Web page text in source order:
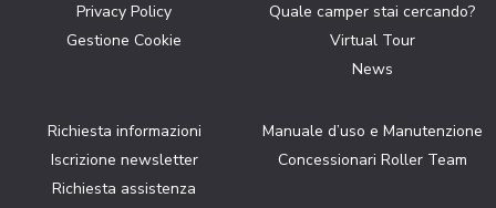
Privacy Policy
Gestione Cookie
Quale camper stai cercando?
Virtual Tour
News
Richiesta informazioni
Iscrizione newsletter
Richiesta assistenza
Manuale d’uso e Manutenzione
Concessionari Roller Team